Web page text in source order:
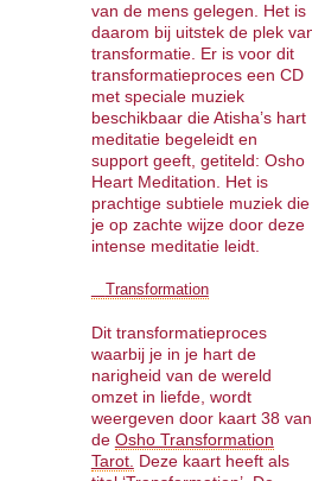
van de mens gelegen. Het is
daarom bij uitstek de plek
transformatie. Er is voor dit
transformatieproces een CD
met speciale muziek
beschikbaar die Atisha’s hart
meditatie begeleidt en
support geeft, getiteld: Osho
Heart Meditation. Het is
prachtige subtiele muziek die
je op zachte wijze door deze
intense meditatie leidt.
Transformation
Dit transformatieproces
waarbij je in je hart de
narigheid van de wereld
omzet in liefde, wordt
weergeven door kaart 38 van
de Osho Transformation
Tarot. Deze kaart heeft als